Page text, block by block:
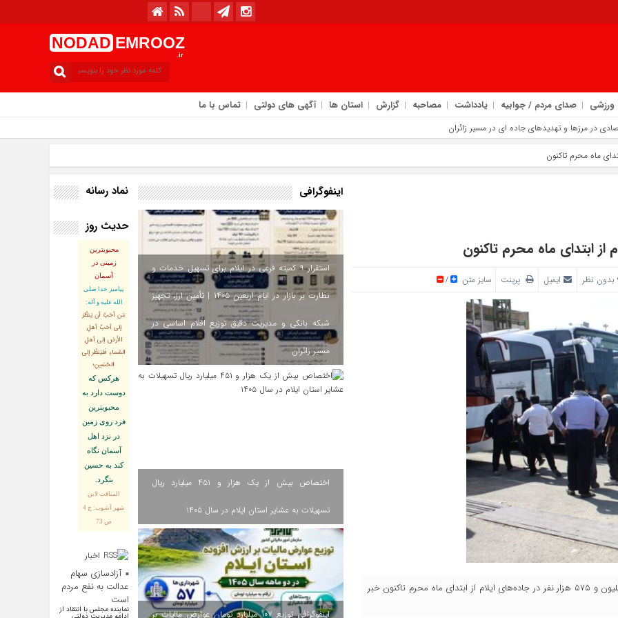
NODAD EMROOZ
.ir
ورزشی صدای مردم / جوابیه یادداشت مصاحبه گزارش استان ها آگهی های دولتی تماس با ما
بدون نظر ایمیل پرینت سایز متن /
مدیرکل راهداری و حمل و نقل جاده‌ای ایلام از تردد بیش از یک میلیون و ۵۷۵ هزار نفر در جاده‌های ایلام از ابتدای ماه محرم تاکنون خبر
اینفوگرافی
استقرار ۹ کمیته فرعی در ایلام برای تسهیل خدمات و
نظارت بر بازار در ایام اربعین ۱۴۰۵ | تأمین ارز، تجهیز
شبکه بانکی و مدیریت دقیق توزیع اقلام اساسی در
مسیر زائران
اختصاص بیش از یک هزار و ۴۵۱ میلیارد ریال
تسهیلات به عشایر استان ایلام در سال ۱۴۰۵
اینفوگرافی توزیع ۱۰۷ میلیارد تومان عوارض مالیات بر
نماد رسانه
حدیث روز
محبوبترین
زمینی در
آسمان
پيامبر خدا صلى
الله عليه و آله:
مَن أحَبَّ أن يَنظُرَ
إلى أحَبِّ أهلِ
الأرضِ إلى أهلِ
السَّماءِ فَليَنظُر إلى
الحُسَينِ؛
هركس كه
دوست دارد به
محبوبترين
فرد روى زمين
در نزد اهل
آسمان نگاه
كند به حسين
بنگرد.
المناقب لابن
شهر آشوب: ج 4
ص 73
اخبار
اقتصادی
آزادسازی سهام
عدالت به نفع مردم
است
نماینده مجلس با انتقاد از